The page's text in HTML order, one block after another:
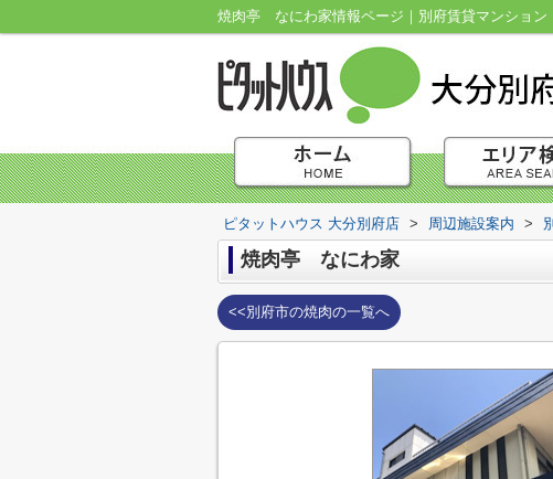
焼肉亭 なにわ家情報ページ｜別府賃貸マンション
ピタットハウス 大分別府店 > 周辺施設案内 >
焼肉亭 なにわ家
<<別府市の焼肉の一覧へ